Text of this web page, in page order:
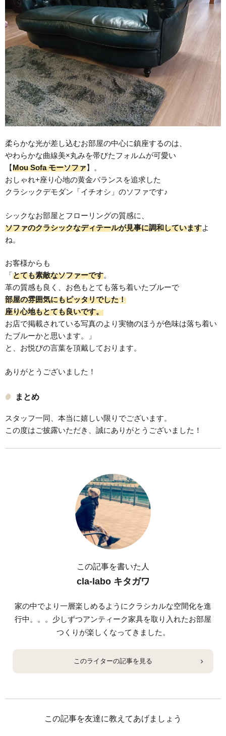
柔らかな光が差し込むお部屋の中心に鎮座するのは、
やわらかな曲線美×丸みを帯びたフォルムが可愛い
【Mou Sofa モーソファ】。
おしゃれ+座り心地の黄金バランスを追求した
クラシックデモダン「イチオシ」のソファです♪
シックなお部屋とフローリングの質感に、
ソファのクラシックなディテールが見事に調和していますよ
ね。
お客様からも
「とても素敵なソファーです。
革の質感も良く、お色もとても落ち着いたブルーで
部屋の雰囲気にもピッタリでした！
座り心地もとても良いです。
お店で掲載されている写真のより実物のほうが色味は落ち着い
たブルーかと思います。」
と、お悦びの言葉を頂戴しております。
ありがとうございました！
まとめ
スタッフ一同、本当に嬉しい限りでございます。
この度はご披露いただき、誠にありがとうございました！
この記事を書いた人
cla-labo キタガワ
このライターの記事を見る
家の中でより一層楽しめるようにクラシカルな空間化を進
行中。。。少しずつアンティーク家具を取り入れたお部屋
つくりが楽しくなってきました。
この記事を友達に教えてあげましょう